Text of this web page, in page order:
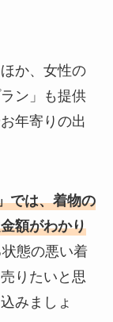
か、女性の
ン」も提供
年寄りの出
では、着物の
額がわかり
態の悪い着
りたいと思
みましょ